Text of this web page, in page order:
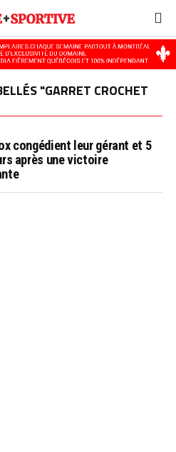
"GARRET CROCHET
congédient leur gérant et 5
après une victoire